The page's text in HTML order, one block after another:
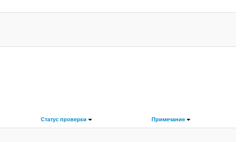
Статус проверки Примечание